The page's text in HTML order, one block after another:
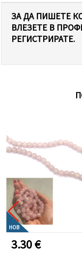
ЗА ДА ПИШЕТЕ
ВЛЕЗЕТЕ В
РЕГИСТРИРАТЕ.
НОВ
3.30 €